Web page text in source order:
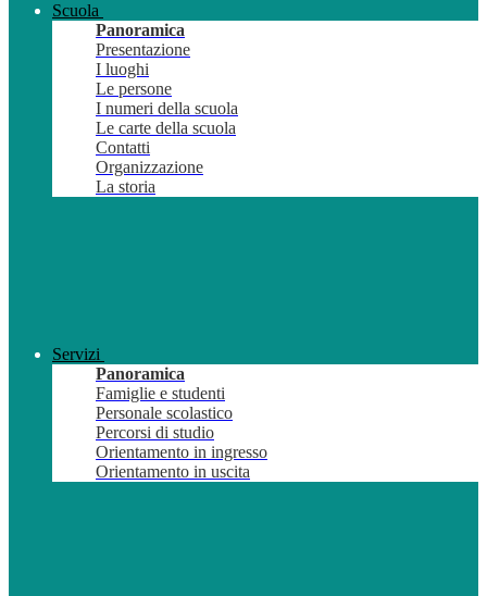
Scuola
Panoramica
Presentazione
I luoghi
Le persone
I numeri della scuola
Le carte della scuola
Contatti
Organizzazione
La storia
Servizi
Panoramica
Famiglie e studenti
Personale scolastico
Percorsi di studio
Orientamento in ingresso
Orientamento in uscita